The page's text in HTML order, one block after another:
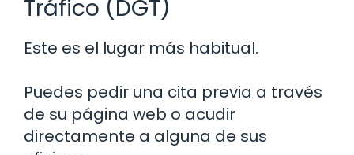
Tráfico (DGT)
Este es el lugar más habitual.
Puedes pedir una cita previa a través
de su página web o acudir
directamente a alguna de sus